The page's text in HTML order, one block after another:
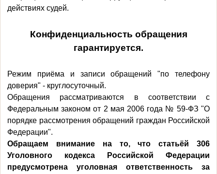
действиях судей.
Конфиденциальность обращения
гарантируется.
Режим приёма и записи обращений "по телефону
доверия" - круглосуточный.
Обращения рассматриваются в соответствии с
Федеральным законом от 2 мая 2006 года № 59-ФЗ "О
порядке рассмотрения обращений граждан Российской
Федерации".
Обращаем внимание на то, что статьёй 306
Уголовного кодекса Российской Федерации
предусмотрена уголовная ответственность за